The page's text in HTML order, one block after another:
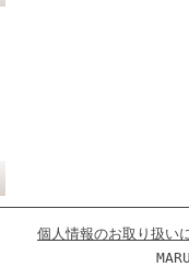
個人情報のお取り扱い